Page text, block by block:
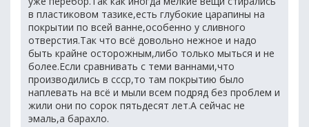
в пластиковом тазике,есть глубокие царапины на
покрытии по всей ванне,особенно у сливного
отверстия.Так что всё довольно нежное и надо
быть крайне осторожным,либо только мыться и не
более.Если сравнивать с теми ваннами,что
производились в ссср,то там покрытию было
наплевать на всё и мыли всем подряд без проблем и
жили они по сорок пятьдесят лет.А сейчас не
эмаль,а барахло.